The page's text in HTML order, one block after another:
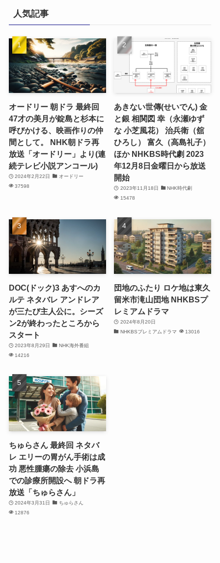
人気記事
オードリー 朝ドラ 最終回
47才の美月が錠島と杉本に
呼びかける、映画作りの仲
間として。 NHK朝ドラ再
放送「オードリー」より(連
続テレビ小説アンコール)
2024年2月22日
オードリー
37598
あきない世傳(せいでん) 金
と銀 相関図 幸（永瀬ゆず
な 小芝風花） 治兵衛（舘
ひろし） 富久（高島礼子）
ほか NHKBS時代劇 2023
年12月8日金曜日から放送
開始
2023年11月18日
NHK時代劇
15478
DOC(ドック)3 あすへのカ
ルテ ネタバレ アンドレア
が三たび主人公に。シーズ
ン2が終わったところから
スタート
2023年8月29日
NHK海外番組
14216
団地のふたり ロケ地は東久
留米市滝山団地 NHKBSプ
レミアムドラマ
2024年8月20日
NHKBSプレミアムドラマ
13016
ちゅらさん 最終回 ネタバ
レ エリーの胃がん手術は成
功 悪性腫瘍の除去 小浜島
での診療所開設へ 朝ドラ再
放送「ちゅらさん」
2024年3月31日
ちゅらさん
12876